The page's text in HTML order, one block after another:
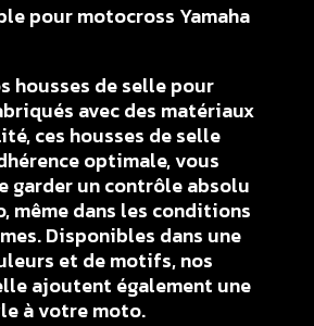
pour motocross Yamaha
housses de selle pour
avec des matériaux
ces housses de selle
optimale, vous
garder un contrôle absolu
même dans les conditions
Disponibles dans une
et de motifs, nos
ajoutent également une
à votre moto.